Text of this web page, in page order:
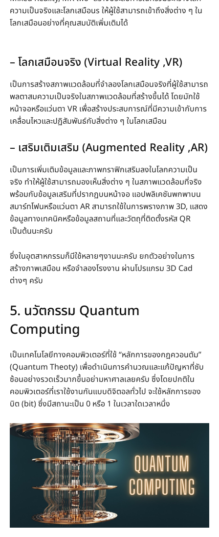
ความเป็นจริงและโลกเสมือนs ให้ผู้ใช้สามารถเข้าถึงสิ่งต่าง ๆ ใน
โลกเสมือนอย่างที่คุณสมบัติเพิ่มเติมได้
– โลกเสมือนจริง (Virtual Reality ,VR)
เป็นการสร้างสภาพแวดล้อมที่จำลองโลกเสมือนจริงที่ผู้ใช้สามารถ
พลตาสมความเป็นจริงในสภาพแวดล้อมที่สร้างขึ้นได้ โดยมักใช้
หน้าจอหรือแว่นตา VR เพื่อสร้างประสบการณ์ที่มีความเข้ากับการ
เคลื่อนไหวและปฏิสัมพันธ์กับสิ่งต่าง ๆ ในโลกเสมือน
– เสริมเติมเสริม (Augmented Reality ,AR)
เป็นการเพิ่มเติมข้อมูลและภาพกราฟิกเสริมลงในโลกความเป็น
จริง ทำให้ผู้ใช้สามารถมองเห็นสิ่งต่าง ๆ ในสภาพแวดล้อมที่จริง
พร้อมกับข้อมูลเสริมที่ปรากฏบนหน้าจอ แอปพลิเคชันพกพาบน
สมาร์ทโฟนหรือแว่นตา AR สามารถใช้ในการพรางภาพ 3D, แสดง
ข้อมูลทางเทคนิคหรือข้อมูลสถานที่และวัตถุที่ติดตั้งรหัส QR
เป็นต้นนะครับ
ซึ่งในอุตสาหกรรมก็มีใช้หลายๆงานนะครับ ยกตัวอย่างในการ
สร้างภาพเสมือน หรือจำลองโรงงาน ผ่านโปรแกรม 3D Cad
ต่างๆ ครับ
5. นวัตกรรม Quantum
Computing
เป็นเทคโนโลยีทางคอมพิวเตอร์ที่ใช้ “หลักการของกฎควอนตัม”
(Quantum Theoty) เพื่อดำเนินการคำนวณและแก้ปัญหาที่ซับ
ซ้อนอย่างรวดเร็วมากขึ้นอย่ามหาศาลเลยครับ ซึ่งโดยปกติใน
คอมพิวเตอร์ที่เราใช้งานกันแบบดิจิตอลทั่วไป จะใช้หลักการของ
บิต (bit) ซึ่งมีสถานะเป็น 0 หรือ 1 ในเวลาใดเวลาหนึ่ง